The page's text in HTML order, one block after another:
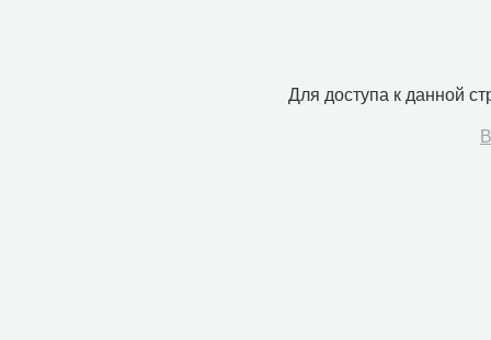
Для доступа к данной